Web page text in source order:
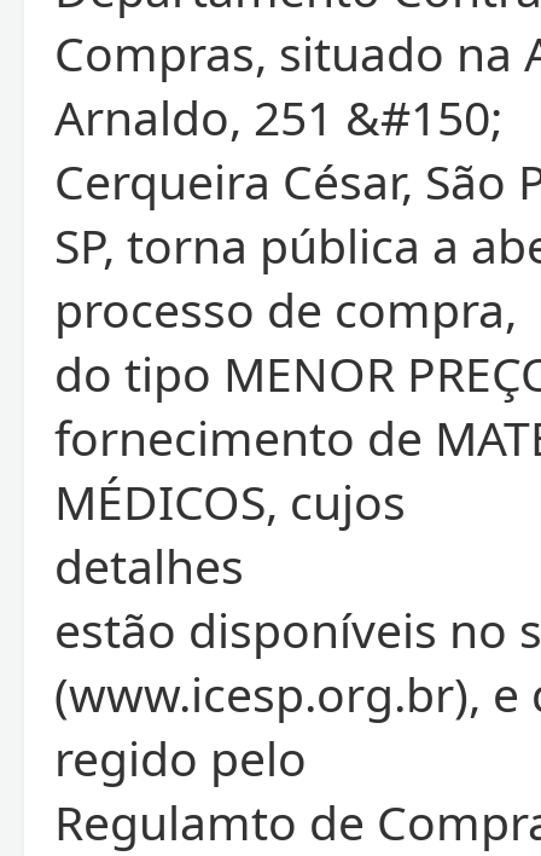
Compras, situado na
Arnaldo, 251 &#150;
Cerqueira César, São
SP, torna pública a
processo de compra,
do tipo MENOR
fornecimento de
MÉDICOS, cujos
detalhes
estão disponíveis no
(www.icesp.org.br), e
regido pelo
Regulamto de